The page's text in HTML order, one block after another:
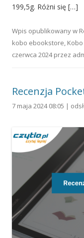
199,5g. Różni się […]
Wpis opublikowany w
kobo ebookstore,
czerwca 2024przez
Recenzja
7 maja 2024 08:05 |